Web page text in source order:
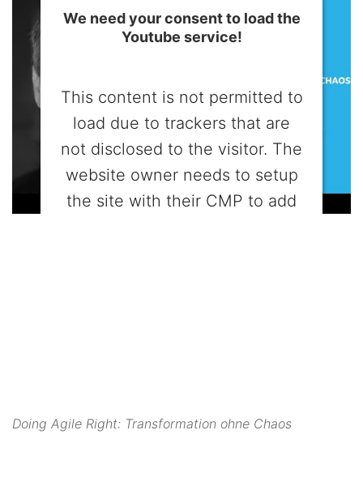
We need your consent to load the
Youtube service!
This content is not permitted to
load due to trackers that are
not disclosed to the visitor. The
website owner needs to setup
the site with their CMP to add
Doing Agile Right: Transformation ohne Chaos